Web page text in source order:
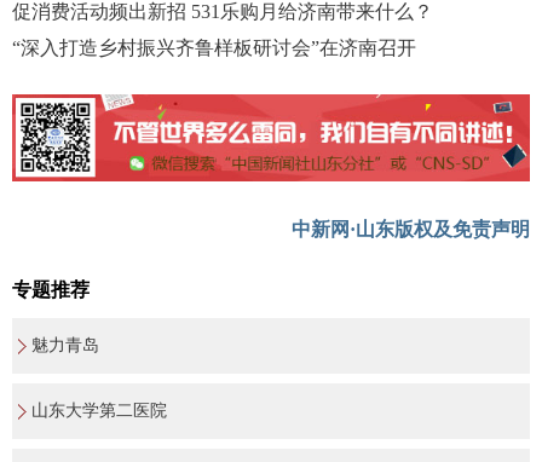
促消费活动频出新招 531乐购月给济南带来什么？
“深入打造乡村振兴齐鲁样板研讨会”在济南召开
中新网·山东版权及免责声明
专题推荐
魅力青岛
山东大学第二医院